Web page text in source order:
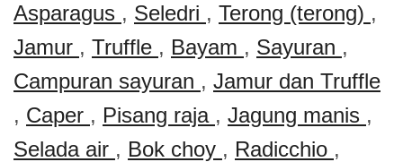
Asparagus , Seledri , Terong (terong) ,
Jamur , Truffle , Bayam , Sayuran ,
Campuran sayuran , Jamur dan Truffle
, Caper , Pisang raja , Jagung manis ,
Selada air , Bok choy , Radicchio ,